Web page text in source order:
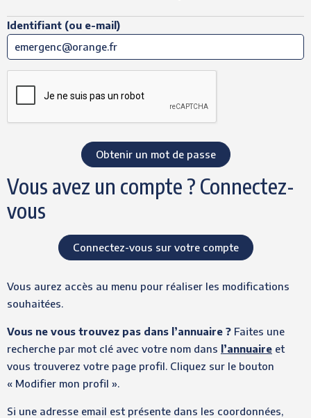
Identifiant (ou e-mail)
Vous avez un compte ? Connectez-
vous
Connectez-vous sur votre compte
Vous aurez accès au menu pour réaliser les modifications
souhaitées.
Vous ne vous trouvez pas dans l’annuaire ? Faites une
recherche par mot clé avec votre nom dans l’annuaire et
vous trouverez votre page profil. Cliquez sur le bouton
« Modifier mon profil ».
Si une adresse email est présente dans les coordonnées,